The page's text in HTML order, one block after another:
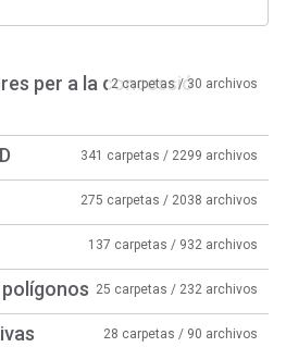
per a la concessió
2 carpetas / 30 archivos
341 carpetas / 2299 archivos
275 carpetas / 2038 archivos
137 carpetas / 932 archivos
25 carpetas / 232 archivos
28 carpetas / 90 archivos